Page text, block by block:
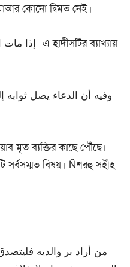
কোনো দ্বিমত নেই।
وفيه أن الدعاء يصل
মৃত ব্যক্তির কাছে পৌঁছে।
বিষয়। Ñশরহু সহীহ